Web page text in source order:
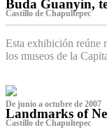
Buda Guanyin,
Castillo de Chapultepec
Esta exhibición reúne
los museos de la
De junio a octubre de 2007
Landmarks of
Castillo de Chapultepec